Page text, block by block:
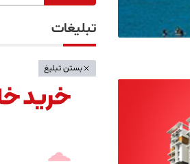
تبلیغات
بستن تبلیغ